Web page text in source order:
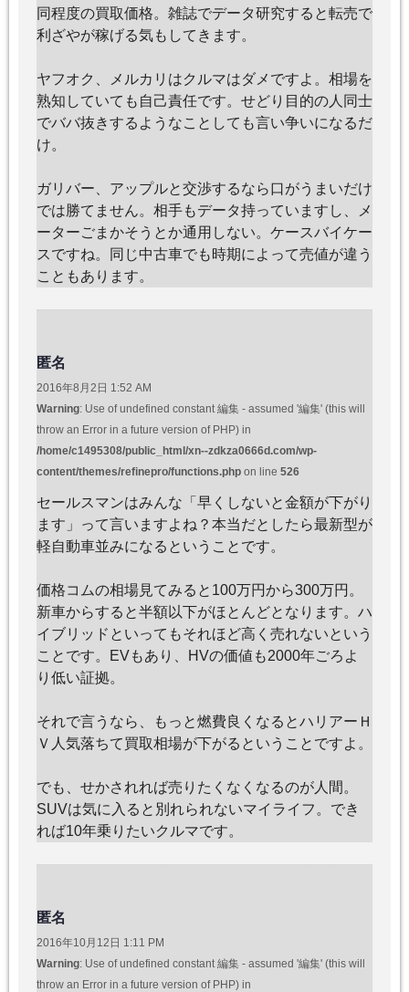
同程度の買取価格。雑誌でデータ研究すると転売で
利ざやが稼げる気もしてきます。
ヤフオク、メルカリはクルマはダメですよ。相場を
熟知していても自己責任です。せどり目的の人同士
でババ抜きするようなことしても言い争いになるだ
け。
ガリバー、アップルと交渉するなら口がうまいだけ
では勝てません。相手もデータ持っていますし、メ
ーターごまかそうとか通用しない。ケースバイケー
スですね。同じ中古車でも時期によって売値が違う
こともあります。
匿名
2016年8月2日 1:52 AM
Warning: Use of undefined constant 編集 - assumed '編集' (this will
throw an Error in a future version of PHP) in
/home/c1495308/public_html/xn--zdkza0666d.com/wp-
content/themes/refinepro/functions.php on line 526
セールスマンはみんな「早くしないと金額が下がり
ます」って言いますよね？本当だとしたら最新型が
軽自動車並みになるということです。
価格コムの相場見てみると100万円から300万円。
新車からすると半額以下がほとんどとなります。ハ
イブリッドといってもそれほど高く売れないという
ことです。EVもあり、HVの価値も2000年ごろよ
り低い証拠。
それで言うなら、もっと燃費良くなるとハリアーＨ
Ｖ人気落ちて買取相場が下がるということですよ。
でも、せかされれば売りたくなくなるのが人間。
SUVは気に入ると別れられないマイライフ。でき
れば10年乗りたいクルマです。
匿名
2016年10月12日 1:11 PM
Warning: Use of undefined constant 編集 - assumed '編集' (this will
throw an Error in a future version of PHP) in